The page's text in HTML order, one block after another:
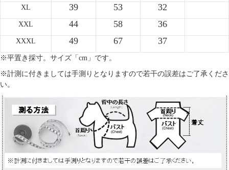
XL 39 53 32
XXL 44 58 36
XXXL 49 67 37
※平置き採寸。サイズ「cm」です。
※計測に付きましては手測りとなりますので若干の誤差はご了承くださ
い。